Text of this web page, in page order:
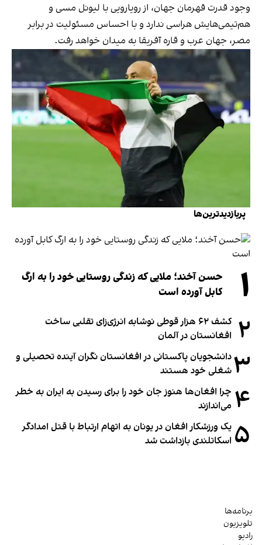
وجود قدرت قهرمان جهان، از رویارویی با لیونل مسی و
هم‌تیمی‌هایش هراسی ندارد و با احساس مسئولیت در برابر
مصر، جهان عرب و قاره آفریقا به میدان خواهد رفت.
پربازدیدترین‌ها
۱
حسن آخند؛ ملایی که زندگی روستایی خود را به ارگ
کابل آورده است
۲
کشف ۶۲ هزار قوطی نوشابه انرژی‌زای تقلبی ساخت
افغانستان در آلمان
۳دانشجویان پاکستانی در افغانستان نگران آینده تحصیلی و
شغلی خود هستند
۴ چرا افغان‌ها هنوز جان خود را برای رسیدن به ایران به خطر
می‌اندازند
۵ یک ورزشکار افغان در یونان به اتهام ارتباط با قتل امدادگر
اسکاتلندی بازداشت شد
برنامه‌ها
تلویزیون
رادیو